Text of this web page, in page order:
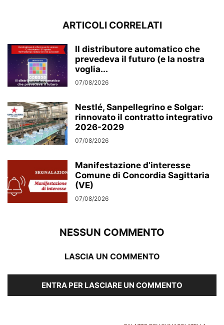
ARTICOLI CORRELATI
Il distributore automatico che
prevedeva il futuro (e la nostra
voglia...
07/08/2026
Nestlé, Sanpellegrino e Solgar:
rinnovato il contratto integrativo
2026-2029
07/08/2026
Manifestazione d’interesse
Comune di Concordia Sagittaria
(VE)
07/08/2026
NESSUN COMMENTO
LASCIA UN COMMENTO
ENTRA PER LASCIARE UN COMMENTO